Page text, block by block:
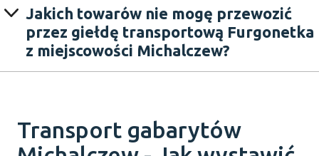
Jakich towarów nie mogę przewozić
przez giełdę transportową Furgonetka
z miejscowości Michalczew?
Transport gabarytów